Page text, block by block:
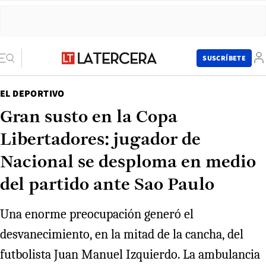
SUSCRÍBETE
EL DEPORTIVO
Gran susto en la Copa
Libertadores: jugador de
Nacional se desploma en medio
del partido ante Sao Paulo
Una enorme preocupación generó el
desvanecimiento, en la mitad de la cancha, del
futbolista Juan Manuel Izquierdo. La ambulancia